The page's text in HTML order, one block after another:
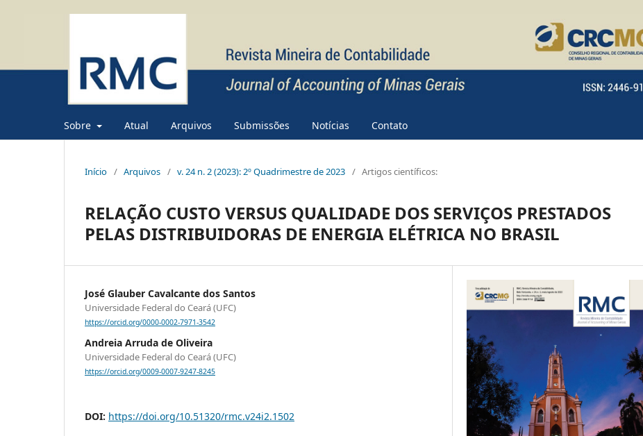
Sobre Atual Arquivos Submissões Notícias Contato
Início / Arquivos / v. 24 n. 2 (2023): 2º Quadrimestre de 2023 / Artigos científicos:
RELAÇÃO CUSTO VERSUS QUALIDADE DOS SERVIÇOS PRESTADOS
PELAS DISTRIBUIDORAS DE ENERGIA ELÉTRICA NO BRASIL
José Glauber Cavalcante dos Santos
Universidade Federal do Ceará (UFC)
https://orcid.org/0000-0002-7971-3542
Andreia Arruda de Oliveira
Universidade Federal do Ceará (UFC)
https://orcid.org/0009-0007-9247-8245
DOI: https://doi.org/10.51320/rmc.v24i2.1502